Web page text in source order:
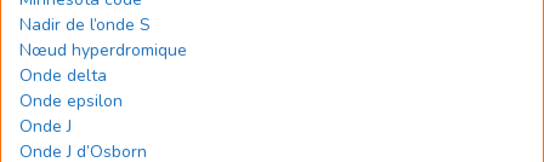
Nadir de l’onde S
Nœud hyperdromique
Onde delta
Onde epsilon
Onde J
Onde J d’Osborn